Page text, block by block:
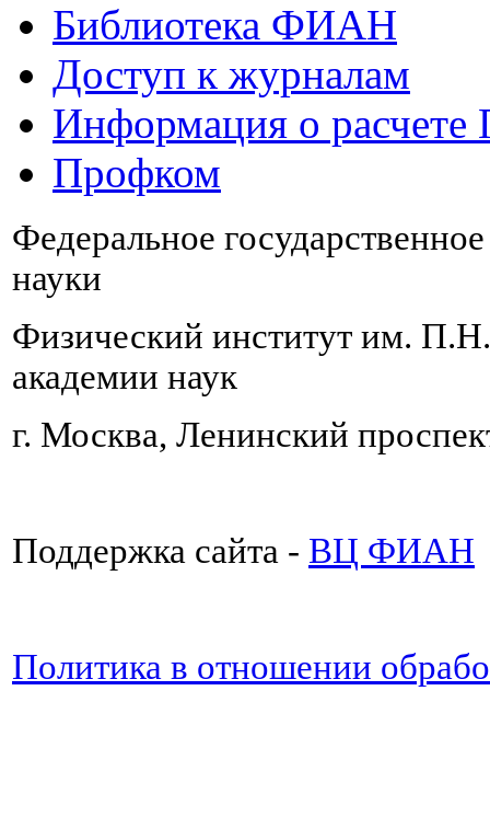
Библиотека ФИАН
Доступ к журналам
Информация о
Профком
Федеральное
науки
Физический институт им.
академии наук
г. Москва, Ленинский
Поддержка сайта - ВЦ ФИАН
Политика в отношении